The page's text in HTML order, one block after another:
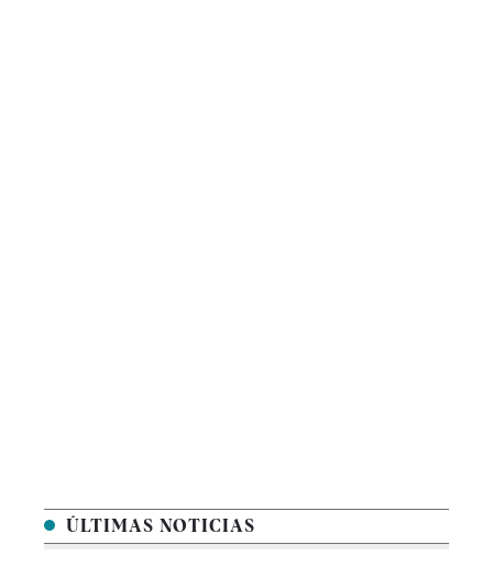
ÚLTIMAS NOTICIAS